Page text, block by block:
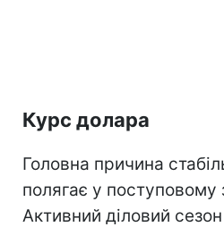
Курс долара
Головна причина
полягає у поступовому
Активний діловий сезон